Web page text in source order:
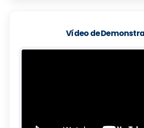
Vídeo de